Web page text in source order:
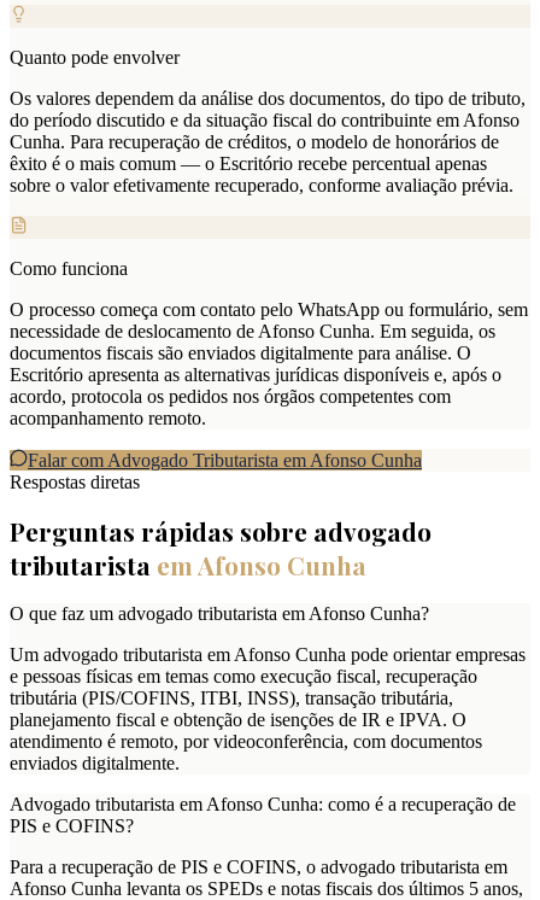
Quanto pode envolver
Os valores dependem da análise dos documentos, do tipo de tributo,
do período discutido e da situação fiscal do contribuinte em Afonso
Cunha. Para recuperação de créditos, o modelo de honorários de
êxito é o mais comum — o Escritório recebe percentual apenas
sobre o valor efetivamente recuperado, conforme avaliação prévia.
Como funciona
O processo começa com contato pelo WhatsApp ou formulário, sem
necessidade de deslocamento de Afonso Cunha. Em seguida, os
documentos fiscais são enviados digitalmente para análise. O
Escritório apresenta as alternativas jurídicas disponíveis e, após o
acordo, protocola os pedidos nos órgãos competentes com
acompanhamento remoto.
Falar com Advogado Tributarista em Afonso Cunha
Respostas diretas
Perguntas rápidas sobre advogado
tributarista em Afonso Cunha
O que faz um advogado tributarista em Afonso Cunha?
Um advogado tributarista em Afonso Cunha pode orientar empresas
e pessoas físicas em temas como execução fiscal, recuperação
tributária (PIS/COFINS, ITBI, INSS), transação tributária,
planejamento fiscal e obtenção de isenções de IR e IPVA. O
atendimento é remoto, por videoconferência, com documentos
enviados digitalmente.
Advogado tributarista em Afonso Cunha: como é a recuperação de
PIS e COFINS?
Para a recuperação de PIS e COFINS, o advogado tributarista em
Afonso Cunha levanta os SPEDs e notas fiscais dos últimos 5 anos,